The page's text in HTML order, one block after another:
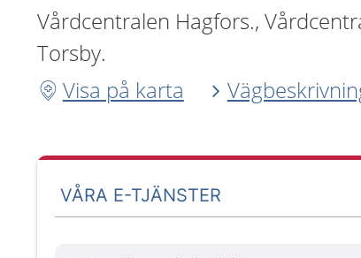
Vårdcentralen Hagfors.,
Torsby.
Visa på karta
VÅRA E-TJÄNSTER